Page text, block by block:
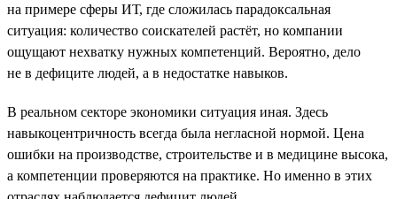
на примере сферы ИТ, где сложилась парадоксальная
ситуация: количество соискателей растёт, но компании
ощущают нехватку нужных компетенций. Вероятно, дело
не в дефиците людей, а в недостатке навыков.
В реальном секторе экономики ситуация иная. Здесь
навыкоцентричность всегда была негласной нормой. Цена
ошибки на производстве, строительстве и в медицине высока,
а компетенции проверяются на практике. Но именно в этих